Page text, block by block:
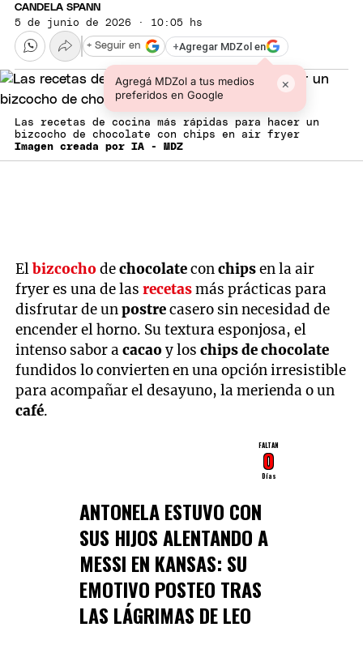
CANDELA SPANN
5 de junio de 2026 · 10:05 hs
+Agregar MDZol en
Agregá MDZol a tus medios
preferidos en Google
×
+ Seguir en
Las recetas de cocina más rápidas para hacer un
bizcocho de chocolate con chips en air fryer
Imagen creada por IA - MDZ
Elbizcochodechocolateconchipsen la air
fryer es una de lasrecetasmás prácticas para
disfrutar de unpostrecasero sin necesidad de
encender el horno. Su textura esponjosa, el
intenso sabor acacaoy loschips de chocolate
fundidos lo convierten en una opción irresistible
para acompañar el desayuno, la merienda o un
café.
FALTAN
0
Días
ANTONELA ESTUVO CON
SUS HIJOS ALENTANDO A
MESSI EN KANSAS: SU
EMOTIVO POSTEO TRAS
LAS LÁGRIMAS DE LEO